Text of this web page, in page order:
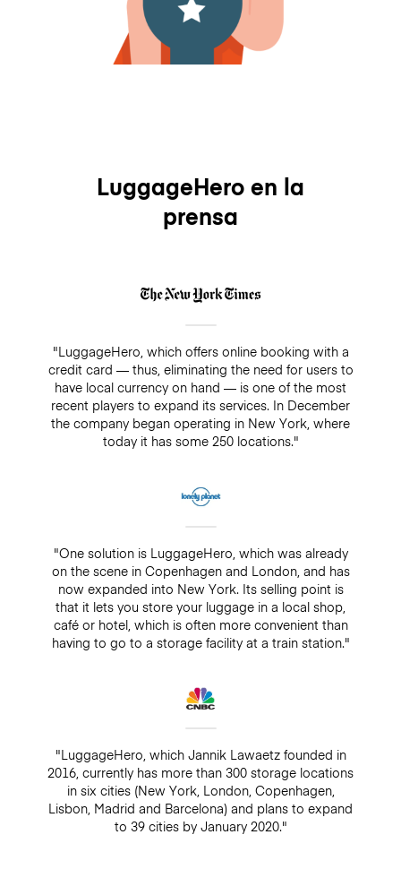
LuggageHero en la
prensa
"LuggageHero, which offers online booking with a
credit card — thus, eliminating the need for users to
have local currency on hand — is one of the most
recent players to expand its services. In December
the company began operating in New York, where
today it has some 250 locations."
"One solution is LuggageHero, which was already
on the scene in Copenhagen and London, and has
now expanded into New York. Its selling point is
that it lets you store your luggage in a local shop,
café or hotel, which is often more convenient than
having to go to a storage facility at a train station."
"LuggageHero, which Jannik Lawaetz founded in
2016, currently has more than 300 storage locations
in six cities (New York, London, Copenhagen,
Lisbon, Madrid and Barcelona) and plans to expand
to 39 cities by January 2020."